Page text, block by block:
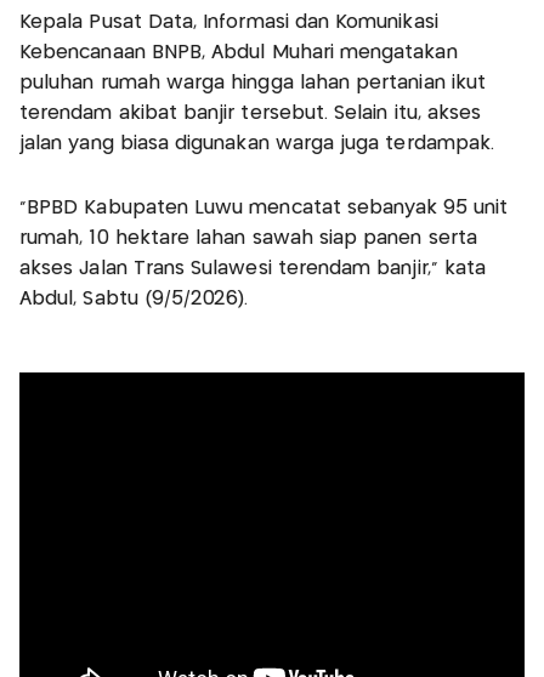
Kepala Pusat Data, Informasi dan Komunikasi
Kebencanaan BNPB, Abdul Muhari mengatakan
puluhan rumah warga hingga lahan pertanian ikut
terendam akibat banjir tersebut. Selain itu, akses
jalan yang biasa digunakan warga juga terdampak.
“BPBD Kabupaten Luwu mencatat sebanyak 95 unit
rumah, 10 hektare lahan sawah siap panen serta
akses Jalan Trans Sulawesi terendam banjir,” kata
Abdul, Sabtu (9/5/2026).